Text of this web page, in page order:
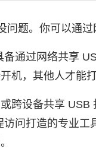
题。你可以通
通过网络共享
机，其他人才能打
跨设备共享
问打造的专业